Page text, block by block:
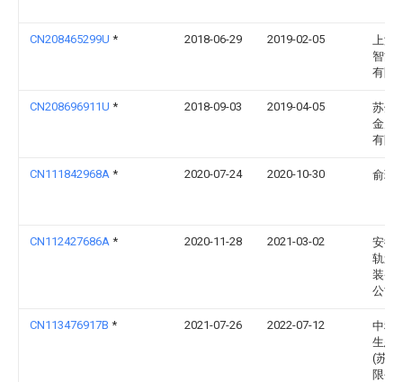
CN208465299U * 2018-06-29 2019-02-05
上海
智能
有限
CN208696911U * 2018-09-03 2019-04-05
苏州
金属
有限
CN111842968A * 2020-07-24 2020-10-30 俞玲
CN112427686A * 2020-11-28 2021-03-02
安徽
轨道
装备
公司
CN113476917B * 2021-07-26 2022-07-12
中科
生态
(苏州
限公